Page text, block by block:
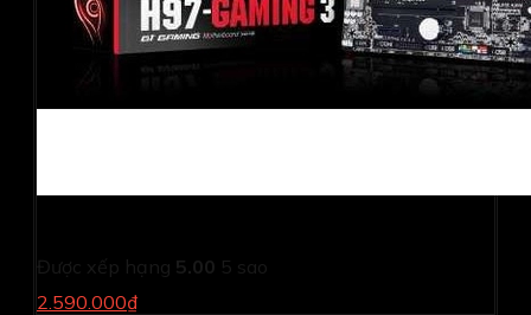
Được xếp hạng 5.00 5 sao
2.590.000₫